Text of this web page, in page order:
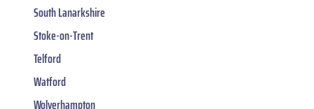
South Lanarkshire
Stoke-on-Trent
Telford
Watford
Wolverhampton